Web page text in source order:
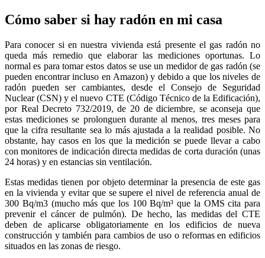
Cómo saber si hay radón en mi casa
Para conocer si en nuestra vivienda está presente el gas radón no
queda más remedio que elaborar las mediciones oportunas. Lo
normal es para tomar estos datos se use un medidor de gas radón (se
pueden encontrar incluso en Amazon) y debido a que los niveles de
radón pueden ser cambiantes, desde el Consejo de Seguridad
Nuclear (CSN) y el nuevo CTE (Código Técnico de la Edificación),
por Real Decreto 732/2019, de 20 de diciembre, se aconseja que
estas mediciones se prolonguen durante al menos, tres meses para
que la cifra resultante sea lo más ajustada a la realidad posible. No
obstante, hay casos en los que la medición se puede llevar a cabo
con monitores de indicación directa medidas de corta duración (unas
24 horas) y en estancias sin ventilación.
Estas medidas tienen por objeto determinar la presencia de este gas
en la vivienda y evitar que se supere el nivel de referencia anual de
300 Bq/m3 (mucho más que los 100 Bq/m³ que la OMS cita para
prevenir el cáncer de pulmón). De hecho, las medidas del CTE
deben de aplicarse obligatoriamente en los edificios de nueva
construcción y también para cambios de uso o reformas en edificios
situados en las zonas de riesgo.